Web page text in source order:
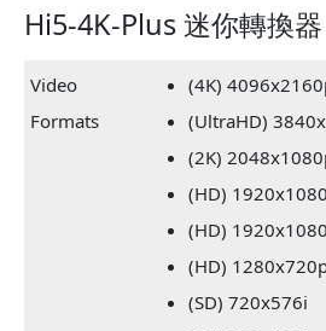
Hi5-4K-Plus 迷你轉換器
Video
Formats
(4K)
(UltraHD)
(2K)
(HD)
(HD)
(HD)
(SD) 720x576i